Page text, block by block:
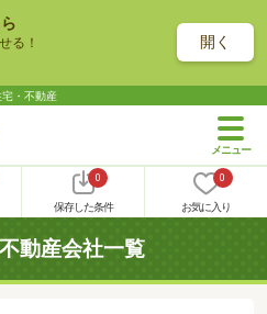
る！ 開く
宅・不動産
0
保存した条件
0
お気に入り
動産会社一覧